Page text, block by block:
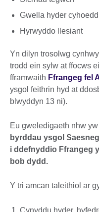
Gwella hyder
Hyrwyddo llesiant
Yn dilyn trosolwg
trodd ein sylw at ffocws
fframwaith Ffrangeg fel
ysgol feithrin hyd at
blwyddyn 13 ni).
Eu gweledigaeth nhw yw
byrddau ysgol
i ddefnyddio Ffrangeg
bob dydd.
Y tri amcan taleithiol ar